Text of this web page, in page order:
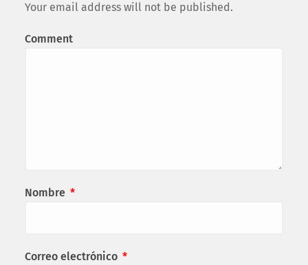
Your email address will not be published.
Comment
Nombre *
Correo electrónico *